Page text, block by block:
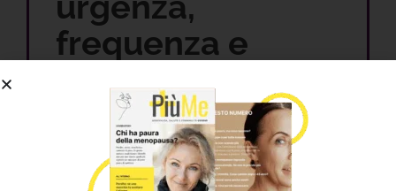
frequenza e
piccole perdite.
Integratore alimentare a base
Estratto Puriﬁcato di